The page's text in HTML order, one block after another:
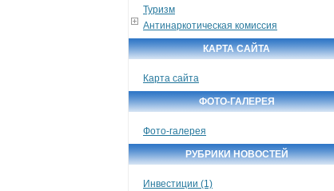
Туризм
Антинаркотическая комиссия
КАРТА САЙТА
Карта сайта
ФОТО-ГАЛЕРЕЯ
Фото-галерея
РУБРИКИ НОВОСТЕЙ
Инвестиции (1)